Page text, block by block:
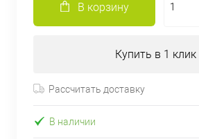
В корзину
Купить в 1 клик
Рассчитать доставку
В наличии